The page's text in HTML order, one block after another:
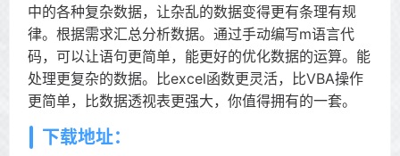
中的各种复杂数据，让杂乱的数据变得更有条理有规
律。根据需求汇总分析数据。通过手动编写m语言代
码，可以让语句更简单，能更好的优化数据的运算。能
处理更复杂的数据。比excel函数更灵活，比VBA操作
更简单，比数据透视表更强大，你值得拥有的一套。
下载地址：